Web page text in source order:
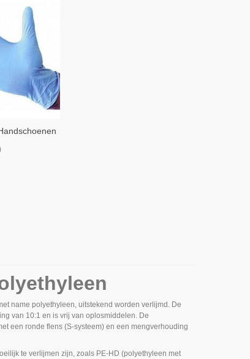
name polyethyleen, uitstekend worden verlijmd. De
van 10:1 en is vrij van oplosmiddelen. De
een ronde flens (S-systeem) en een mengverhouding
te verlijmen zijn, zoals PE-HD (polyethyleen met